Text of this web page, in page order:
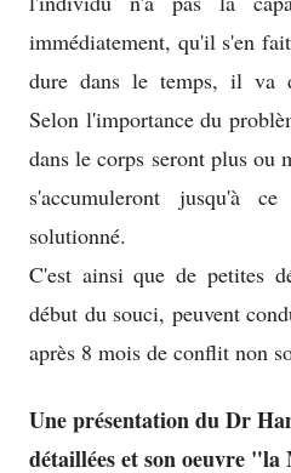
immédiatement, qu'il s'en
dure dans le temps, il va
Selon l'importance du
dans le corps seront plus ou
s'accumuleront jusqu'à
solutionné.
C'est ainsi que de petites
début du souci, peuvent
après 8 mois de conflit non
Une présentation du Dr
détaillées et son oeuvre "la